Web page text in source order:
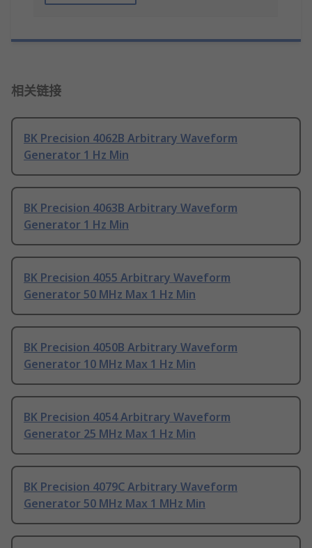
相关链接
BK Precision 4062B Arbitrary Waveform
Generator 1 Hz Min
BK Precision 4063B Arbitrary Waveform
Generator 1 Hz Min
BK Precision 4055 Arbitrary Waveform
Generator 50 MHz Max 1 Hz Min
BK Precision 4050B Arbitrary Waveform
Generator 10 MHz Max 1 Hz Min
BK Precision 4054 Arbitrary Waveform
Generator 25 MHz Max 1 Hz Min
BK Precision 4079C Arbitrary Waveform
Generator 50 MHz Max 1 MHz Min